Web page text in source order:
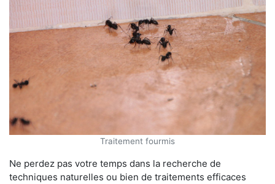
Traitement fourmis
Ne perdez pas votre temps dans la recherche de
techniques naturelles ou bien de traitements efficaces